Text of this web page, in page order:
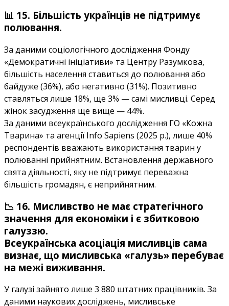
📊 15. Більшість українців не підтримує
полювання.
За даними соціологічного дослідження Фонду
«Демократичні ініціативи» та Центру Разумкова,
більшість населення ставиться до полювання або
байдуже (36%), або негативно (31%). Позитивно
ставляться лише 18%, ще 3% — самі мисливці. Серед
жінок засудження ще вище — 44%.
За даними всеукраїнського дослідження ГО «Кожна
Тварина» та агенції Info Sapiens (2025 р.), лише 40%
респондентів вважають використання тварин у
полюванні прийнятним. Встановлення державного
свята діяльності, яку не підтримує переважна
більшість громадян, є неприйнятним.
📉 16. Мисливство не має стратегічного
значення для економіки і є збитковою
галуззю.
Всеукраїнська асоціація мисливців сама
визнає, що мисливська «галузь» перебуває
на межі виживання.
У галузі зайнято лише 3 880 штатних працівників. За
даними наукових досліджень, мисливське